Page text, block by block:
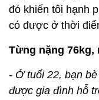
đó khiến tôi hạnh
có được ở thời
Từng nặng 76kg,
- Ở tuổi 22, bạn
được gia đình hỗ